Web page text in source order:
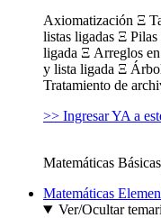
Axiomatización Ξ
listas ligadas Ξ
ligada Ξ Arreglos
y lista ligada Ξ
Tratamiento de
>> Ingresar YA a
Matemáticas
Matemáticas
Ver/Ocultar